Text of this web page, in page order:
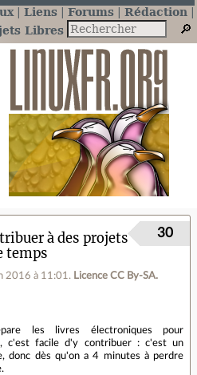
Liens Forums
Rédaction
Libres
à des projets
temps
2016 à 11:01 . Licence CC By‑SA.
30
les livres électroniques pour
, c'est facile d'y contribuer : c'est un
donc dès qu'on a 4 minutes à perdre